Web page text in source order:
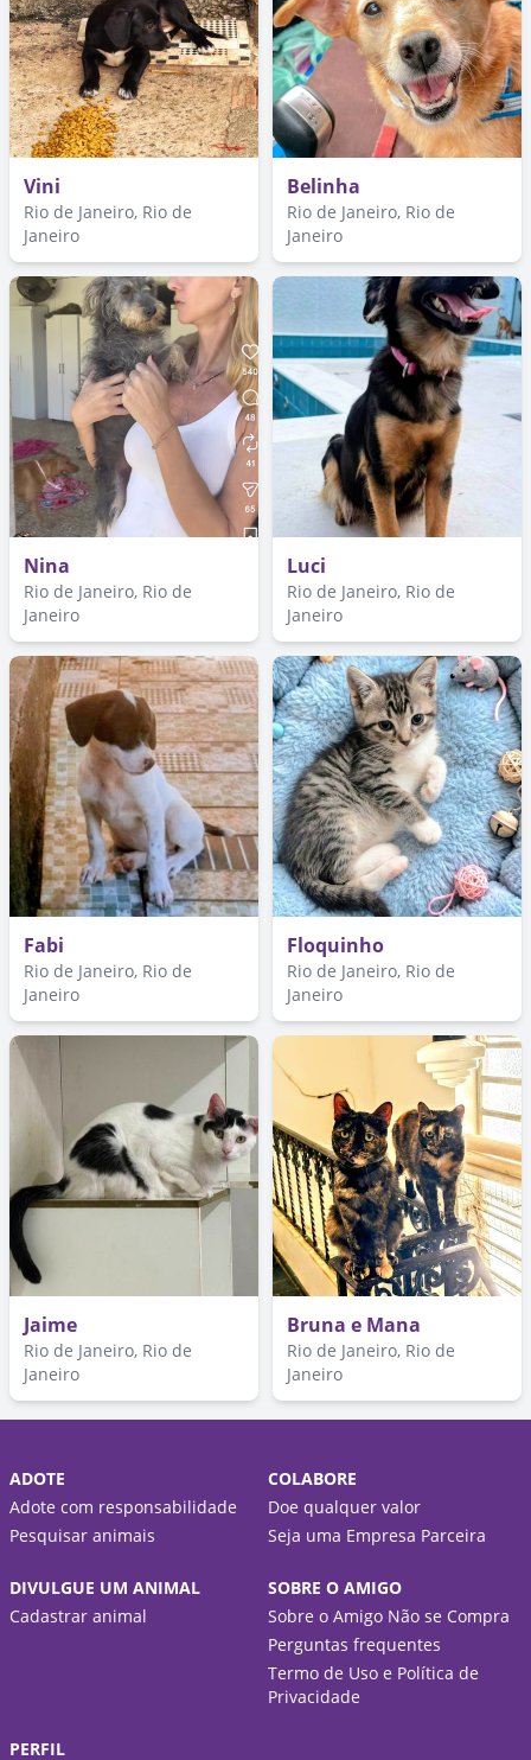
Vini
Rio de Janeiro, Rio de
Janeiro
Belinha
Rio de Janeiro, Rio de
Janeiro
Nina
Rio de Janeiro, Rio de
Janeiro
Luci
Rio de Janeiro, Rio de
Janeiro
Fabi
Rio de Janeiro, Rio de
Janeiro
Floquinho
Rio de Janeiro, Rio de
Janeiro
Jaime
Rio de Janeiro, Rio de
Janeiro
Bruna e Mana
Rio de Janeiro, Rio de
Janeiro
ADOTE
Adote com responsabilidade
Pesquisar animais
COLABORE
Doe qualquer valor
Seja uma Empresa Parceira
DIVULGUE UM ANIMAL
Cadastrar animal
SOBRE O AMIGO
Sobre o Amigo Não se Compra
Perguntas frequentes
Termo de Uso e Política de
Privacidade
PERFIL